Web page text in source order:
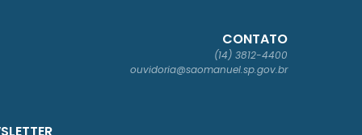
CONTATO
(14) 3812-4400
ouvidoria@saomanuel.sp.gov.br